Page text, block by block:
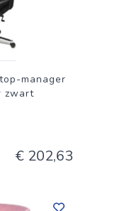
manager
zwart
€ 202,63